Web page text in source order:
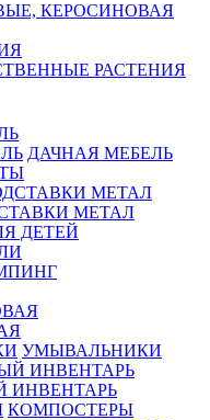
КЕРОСИНОВАЯ
РАСТЕНИЯ
ДАЧНАЯ МЕБЕЛЬ
МЕТАЛ
ДЕТЕЙ
УМЫВАЛЬНИКИ
ИНВЕНТАРЬ
КОМПОСТЕРЫ